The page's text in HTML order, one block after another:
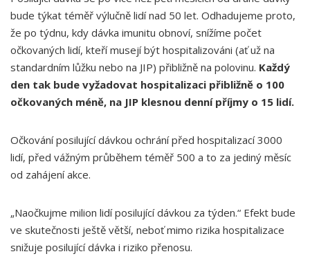
bude týkat téměř výlučně lidí nad 50 let. Odhadujeme proto,
že po týdnu, kdy dávka imunitu obnoví, snížíme počet
očkovaných lidí, kteří musejí být hospitalizováni (ať už na
standardním lůžku nebo na JIP) přibližně na polovinu. Každý
den tak bude vyžadovat hospitalizaci přibližně o 100
očkovaných méně, na JIP klesnou denní příjmy o 15 lidí.
Očkování posilující dávkou ochrání před hospitalizací 3000
lidí, před vážným průběhem téměř 500 a to za jediný měsíc
od zahájení akce.
„Naočkujme milion lidí posilující dávkou za týden.“ Efekt bude
ve skutečnosti ještě větší, neboť mimo rizika hospitalizace
snižuje posilující dávka i riziko přenosu.